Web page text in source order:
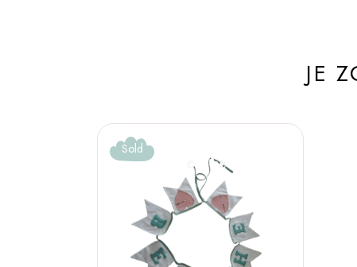
JE
Sold